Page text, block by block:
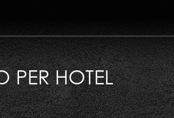
PER HOTEL